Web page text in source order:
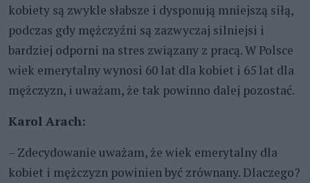
kobiety są zwykle słabsze i dysponują mniejszą siłą,
podczas gdy mężczyźni są zazwyczaj silniejsi i
bardziej odporni na stres związany z pracą. W Polsce
wiek emerytalny wynosi 60 lat dla kobiet i 65 lat dla
mężczyzn, i uważam, że tak powinno dalej pozostać.
Karol Arach:
– Zdecydowanie uważam, że wiek emerytalny dla
kobiet i mężczyzn powinien być zrównany. Dlaczego?